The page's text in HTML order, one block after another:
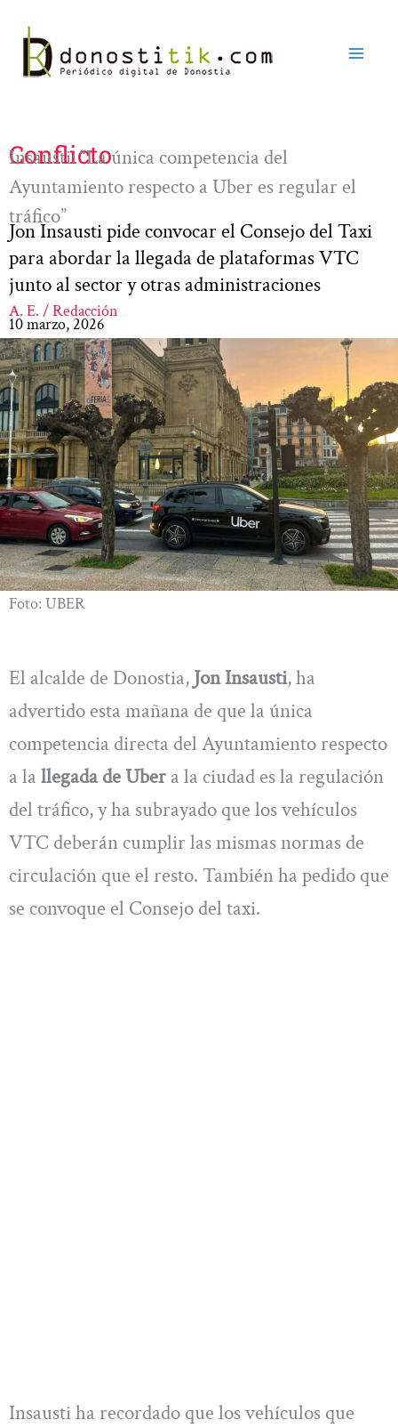
contenido
Conflicto
Insausti: “La única competencia del
Ayuntamiento respecto a Uber es regular el
tráfico”
Jon Insausti pide convocar el Consejo del Taxi
para abordar la llegada de plataformas VTC
junto al sector y otras administraciones
A. E. / Redacción
10 marzo, 2026
Foto: UBER
El alcalde de Donostia, Jon Insausti, ha
advertido esta mañana de que la única
competencia directa del Ayuntamiento respecto
a la llegada de Uber a la ciudad es la regulación
del tráfico, y ha subrayado que los vehículos
VTC deberán cumplir las mismas normas de
circulación que el resto. También ha pedido que
se convoque el Consejo del taxi.
Insausti ha recordado que los vehículos que